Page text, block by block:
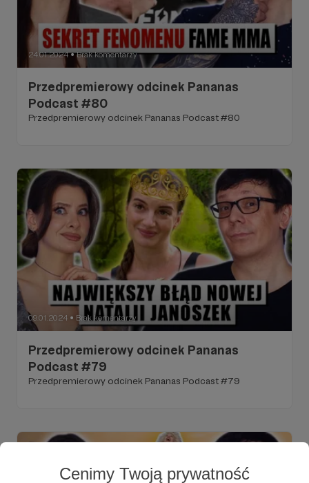
Cenimy Twoją prywatność
24.01.2024 ● Brak komentarzy
Przedpremierowy odcinek Pananas
Podcast #80
Przedpremierowy odcinek Pananas Podcast #80
09.01.2024 ● Brak komentarzy
Przedpremierowy odcinek Pananas
Podcast #79
Przedpremierowy odcinek Pananas Podcast #79